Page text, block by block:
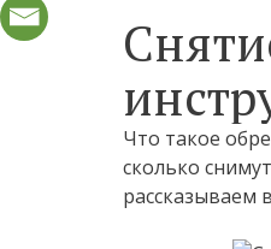
Что такое
сколько
рассказываем